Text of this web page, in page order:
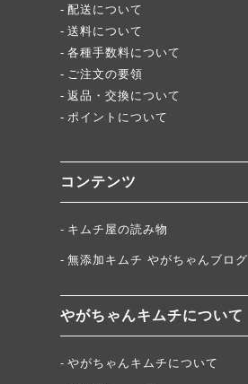
配送について
送料について
各種手数料について
ご注文の要領
返品・交換について
ポイントについて
コンテンツ
キムチ屋の読み物
無添加キムチ やがちゃんブログ
やがちゃんキムチについて
やがちゃんキムチについて